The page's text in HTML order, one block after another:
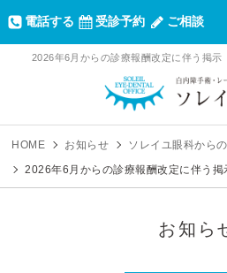
2026年6月からの診療報酬改定に伴う掲示
電話する 受診予約 ご相談
HOME お知らせ
ソレイユ眼科から
2026年6月からの診療報酬改定に伴う掲
お知ら